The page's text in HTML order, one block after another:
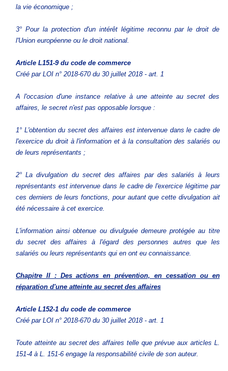
la vie économique ;
3° Pour la protection d'un intérêt légitime reconnu par le droit de
l'Union européenne ou le droit national.
Article L151-9 du code de commerce
Créé par LOI n° 2018-670 du 30 juillet 2018 - art. 1
A l'occasion d'une instance relative à une atteinte au secret des
affaires, le secret n'est pas opposable lorsque :
1° L'obtention du secret des affaires est intervenue dans le cadre de
l'exercice du droit à l'information et à la consultation des salariés ou
de leurs représentants ;
2° La divulgation du secret des affaires par des salariés à leurs
représentants est intervenue dans le cadre de l'exercice légitime par
ces derniers de leurs fonctions, pour autant que cette divulgation ait
été nécessaire à cet exercice.
L'information ainsi obtenue ou divulguée demeure protégée au titre
du secret des affaires à l'égard des personnes autres que les
salariés ou leurs représentants qui en ont eu connaissance.
Chapitre II : Des actions en prévention, en cessation ou en
réparation d'une atteinte au secret des affaires
Article L152-1 du code de commerce
Créé par LOI n° 2018-670 du 30 juillet 2018 - art. 1
Toute atteinte au secret des affaires telle que prévue aux articles L.
151-4 à L. 151-6 engage la responsabilité civile de son auteur.